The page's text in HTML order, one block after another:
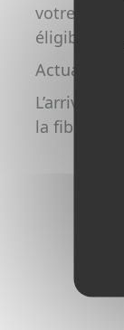
votre
éligibilité
Actualités
L’arrivée de
la fibre